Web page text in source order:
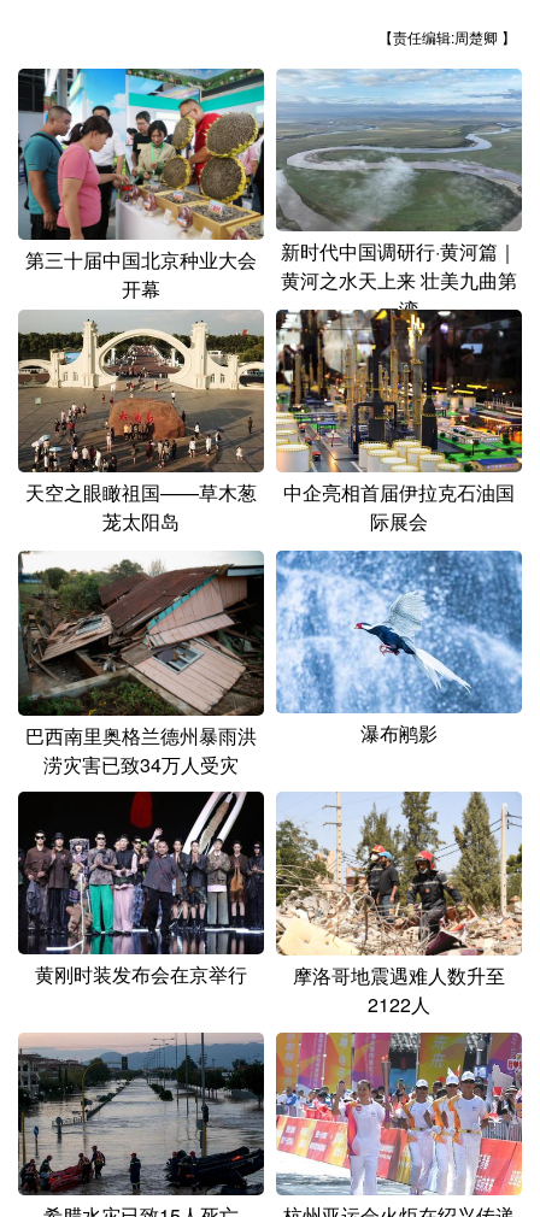
【责任编辑:周楚卿 】
第三十届中国北京种业大会
开幕
新时代中国调研行·黄河篇｜
黄河之水天上来 壮美九曲第
一湾
天空之眼瞰祖国——草木葱
茏太阳岛
中企亮相首届伊拉克石油国
际展会
巴西南里奥格兰德州暴雨洪
涝灾害已致34万人受灾
瀑布鹇影
黄刚时装发布会在京举行
摩洛哥地震遇难人数升至
2122人